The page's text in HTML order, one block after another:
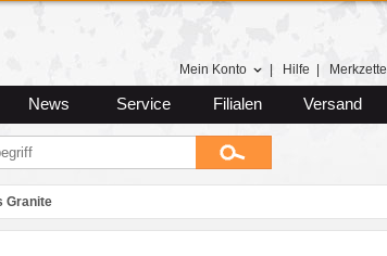
Mein Konto Hilfe Merkzettel
News Service Filialen Versand
Granite